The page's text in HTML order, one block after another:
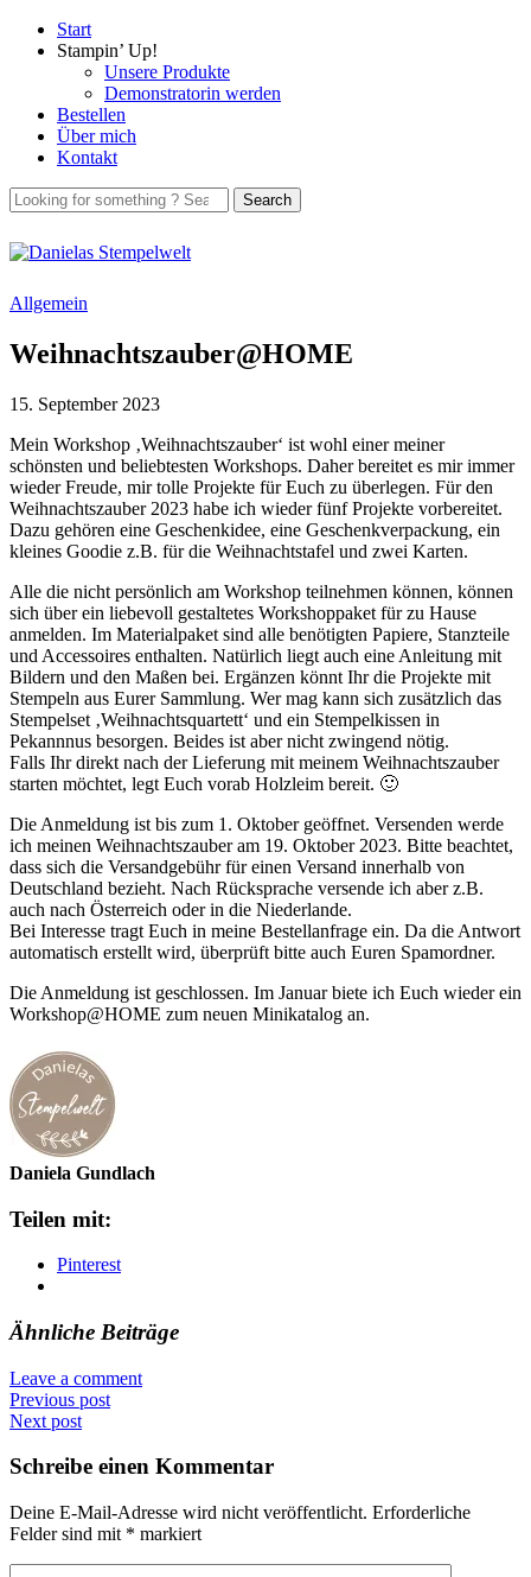
Start
Stampin’ Up!
Unsere Produkte
Demonstratorin werden
Bestellen
Über mich
Kontakt
Allgemein
Weihnachtszauber@HOME
15. September 2023
Mein Workshop ‚Weihnachtszauber‘ ist wohl einer meiner
schönsten und beliebtesten Workshops. Daher bereitet es mir immer
wieder Freude, mir tolle Projekte für Euch zu überlegen. Für den
Weihnachtszauber 2023 habe ich wieder fünf Projekte vorbereitet.
Dazu gehören eine Geschenkidee, eine Geschenkverpackung, ein
kleines Goodie z.B. für die Weihnachtstafel und zwei Karten.
Alle die nicht persönlich am Workshop teilnehmen können, können
sich über ein liebevoll gestaltetes Workshoppaket für zu Hause
anmelden. Im Materialpaket sind alle benötigten Papiere, Stanzteile
und Accessoires enthalten. Natürlich liegt auch eine Anleitung mit
Bildern und den Maßen bei. Ergänzen könnt Ihr die Projekte mit
Stempeln aus Eurer Sammlung. Wer mag kann sich zusätzlich das
Stempelset ‚Weihnachtsquartett‘ und ein Stempelkissen in
Pekannnus besorgen. Beides ist aber nicht zwingend nötig.
Falls Ihr direkt nach der Lieferung mit meinem Weihnachtszauber
starten möchtet, legt Euch vorab Holzleim bereit. 🙂
Die Anmeldung ist bis zum 1. Oktober geöffnet. Versenden werde
ich meinen Weihnachtszauber am 19. Oktober 2023. Bitte beachtet,
dass sich die Versandgebühr für einen Versand innerhalb von
Deutschland bezieht. Nach Rücksprache versende ich aber z.B.
auch nach Österreich oder in die Niederlande.
Bei Interesse tragt Euch in meine Bestellanfrage ein. Da die Antwort
automatisch erstellt wird, überprüft bitte auch Euren Spamordner.
Die Anmeldung ist geschlossen. Im Januar biete ich Euch wieder ein
Workshop@HOME zum neuen Minikatalog an.
Daniela Gundlach
Teilen mit:
Pinterest
Ähnliche Beiträge
Leave a comment
Previous post
Next post
Schreibe einen Kommentar
Deine E-Mail-Adresse wird nicht veröffentlicht. Erforderliche
Felder sind mit * markiert